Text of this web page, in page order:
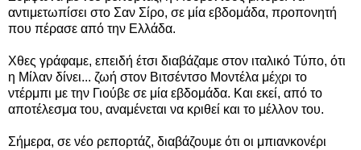
αντιμετωπίσει στο Σαν Σίρο, σε μία εβδομάδα, προπονητή
που πέρασε από την Ελλάδα.
Χθες γράφαμε, επειδή έτσι διαβάζαμε στον ιταλικό Τύπο, ότι
η Μίλαν δίνει... ζωή στον Βιτσέντσο Μοντέλα μέχρι το
ντέρμπι με την Γιούβε σε μία εβδομάδα. Και εκεί, από το
αποτέλεσμα του, αναμένεται να κριθεί και το μέλλον του.
Σήμερα, σε νέο ρεπορτάζ, διαβάζουμε ότι οι μπιανκονέρι